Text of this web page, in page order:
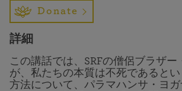
Donate
詳細
この講話では、SRFの僧侶ブラザー
が、私たちの本質は不死であると
方法について、パラマハンサ・ヨガ